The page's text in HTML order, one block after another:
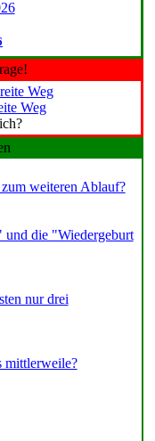
Weg
weiteren Ablauf?
und die "Wiedergeburt
nur drei
mittlerweile?